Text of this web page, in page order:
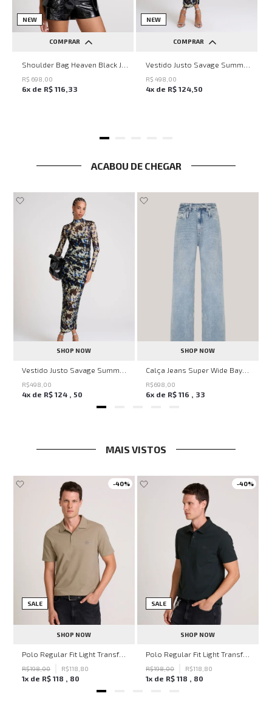
NEW
COMPRAR
UN
R$ 698 00
6x de R$ 116 33
NEW
COMPRAR
PP P M G
R$ 498 00
4x de R$ 124 50
ACABOU DE CHEGAR
SHOP NOW
R$498 00
4x de R$ 124 , 50
SHOP NOW
R$698 00
6x de R$ 116 , 33
MAIS VISTOS
-40%
SALE
SHOP NOW
Polo Regular Fit Light Transfer Bege Médio John John Masculina
R$198,00 R$118 80
1x de R$ 118 80
-40%
SALE
SHOP NOW
Polo Regular Fit Light Transfer Verde Escuro John John Masculina
R$198,00 R$118 80
1x de R$ 118 80